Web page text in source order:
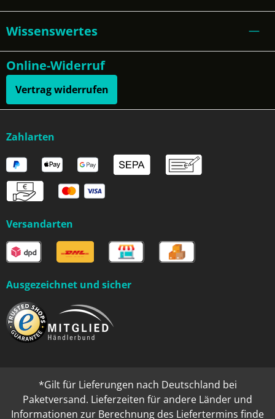
Wissenswertes
Online-Widerruf
Vertrag widerrufen
Zahlarten
Versandarten
Ausgezeichnet und sicher
*Gilt für Lieferungen nach Deutschland bei
Paketversand. Lieferzeiten für andere Länder und
Informationen zur Berechnung des Liefertermins finde